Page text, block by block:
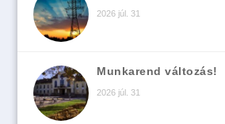
2026 júl. 31
Munkarend változás!
2026 júl. 31